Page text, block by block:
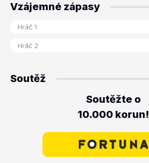
Vzájemné zápasy
Soutěž
Soutěžte o
10.000 korun!